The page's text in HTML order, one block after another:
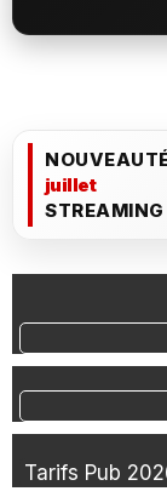
juillet
STREAMING
Tarifs Pub